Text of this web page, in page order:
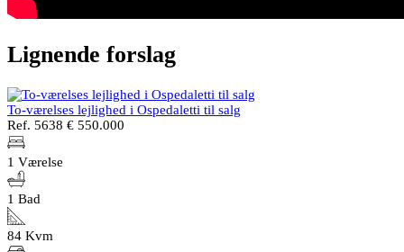
Lignende forslag
To-værelses lejlighed i Ospedaletti til salg
Ref. 5638 € 550.000
1 Værelse
1 Bad
84 Kvm